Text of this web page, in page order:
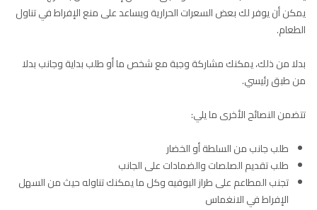
يمكن أن يوفر لك بعض السعرات الحرارية ويساعد على منع الإفراط في تناول
الطعام.
بدلا من ذلك، يمكنك مشاركة وجبة مع شخص ما أو طلب بداية وجانب بدلا
من طبق رئيسي.
تتضمن النصائح الأخرى ما يلي:
طلب جانب من السلطة أو الخضار
طلب تقديم الصلصات والضمادات على الجانب
تجنب المطاعم على طراز البوفيه وكل ما يمكنك تناوله حيث من السهل
الإفراط في الانغماس